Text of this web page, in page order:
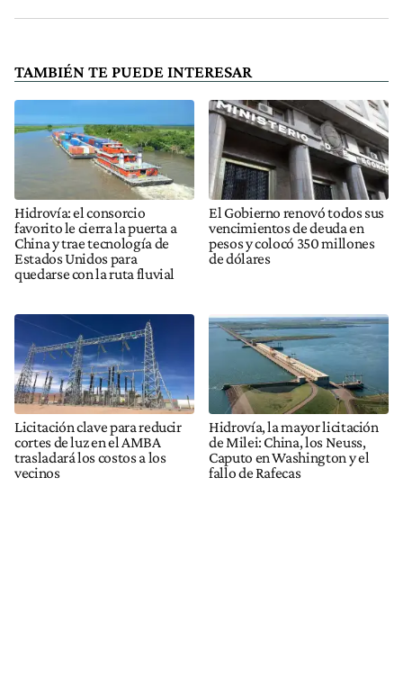
TAMBIÉN TE PUEDE INTERESAR
Hidrovía: el consorcio
favorito le cierra la puerta a
China y trae tecnología de
Estados Unidos para
quedarse con la ruta fluvial
El Gobierno renovó todos sus
vencimientos de deuda en
pesos y colocó 350 millones
de dólares
Licitación clave para reducir
cortes de luz en el AMBA
trasladará los costos a los
vecinos
Hidrovía, la mayor licitación
de Milei: China, los Neuss,
Caputo en Washington y el
fallo de Rafecas